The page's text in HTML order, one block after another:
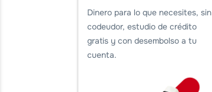
Dinero para lo que necesites, sin
codeudor, estudio de crédito
gratis y con desembolso a tu
cuenta.